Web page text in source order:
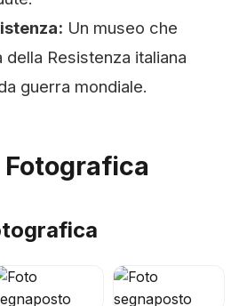
Un museo che
Resistenza italiana
guerra mondiale.
Fotografica